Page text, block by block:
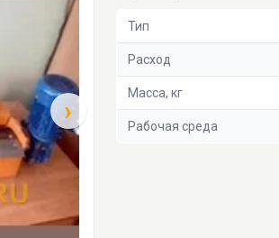
›
Тип
Расход
Масса, кг
Рабочая среда